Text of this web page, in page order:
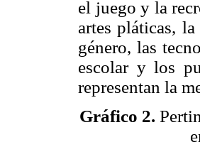
el juego y la
artes pláticas,
género, las
escolar y los
representan la
Gráfico 2.